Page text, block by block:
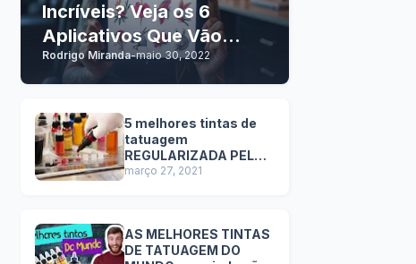
Incríveis? Veja os 6
Aplicativos Que Vão
Revolucionar Suas
Criações
Rodrigo Miranda-maio 30, 2022
5 melhores tintas de
tatuagem
REGULARIZADA PELA
ANVISA NO BRASIL
março 27, 2021
AS MELHORES TINTAS
DE TATUAGEM DO